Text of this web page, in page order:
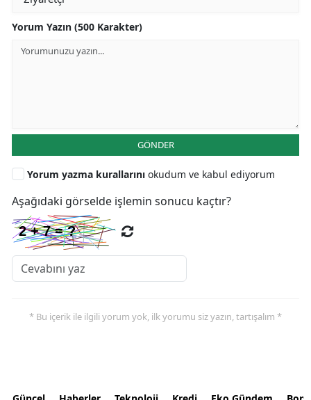
Yorum Yazın (500 Karakter)
GÖNDER
Yorum yazma kurallarını okudum ve kabul ediyorum
Aşağıdaki görselde işlemin sonucu kaçtır?
* Bu içerik ile ilgili yorum yok, ilk yorumu siz yazın, tartışalım *